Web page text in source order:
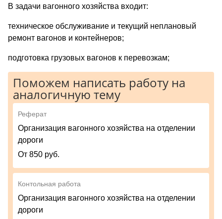
В задачи вагонного хозяйства входит:
техническое обслуживание и текущий неплановый
ремонт вагонов и контейнеров;
подготовка грузовых вагонов к перевозкам;
Поможем написать работу на
аналогичную тему
Реферат
Организация вагонного хозяйства на отделении
дороги
От 850 руб.
Контольная работа
Организация вагонного хозяйства на отделении
дороги